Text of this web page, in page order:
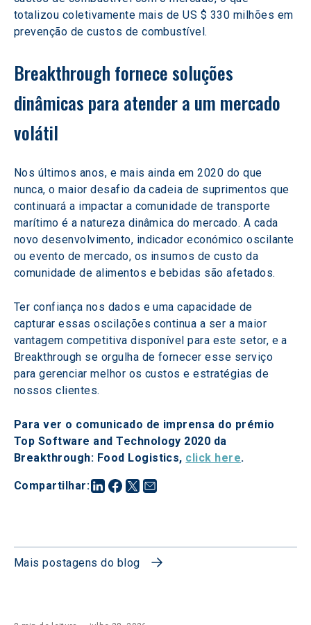
Compartilhar:
totalizou coletivamente mais de US $ 330 milhões em
prevenção de custos de combustível.
Breakthrough fornece soluções
dinâmicas para atender a um mercado
volátil
Nos últimos anos, e mais ainda em 2020 do que
nunca, o maior desafio da cadeia de suprimentos que
continuará a impactar a comunidade de transporte
marítimo é a natureza dinâmica do mercado. A cada
novo desenvolvimento, indicador económico oscilante
ou evento de mercado, os insumos de custo da
comunidade de alimentos e bebidas são afetados.
Ter confiança nos dados e uma capacidade de
capturar essas oscilações continua a ser a maior
vantagem competitiva disponível para este setor, e a
Breakthrough se orgulha de fornecer esse serviço
para gerenciar melhor os custos e estratégias de
nossos clientes.
Para ver o comunicado de imprensa do prémio
Top Software and Technology 2020 da
Breakthrough: Food Logistics, click here.
Mais postagens do blog